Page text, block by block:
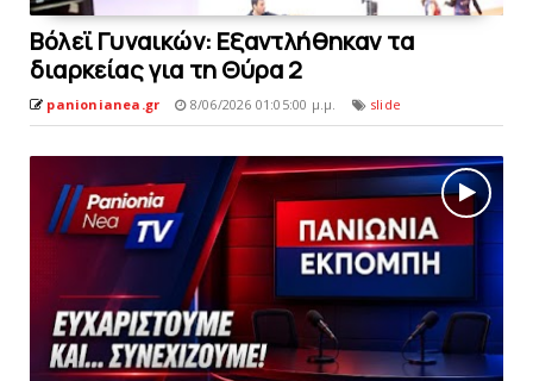
Bόλεϊ Γυναικών: Εξαντλήθηκαν τα
διαρκείας για τη Θύρα 2
panionianea.gr 8/06/2026 01:05:00 μ.μ. slide